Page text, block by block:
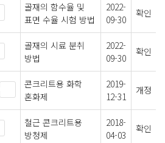
골재의 함수율 및
표면 수율 시험 방법
2022-
09-30
확인
골재의 시료 분취
방법
2022-
09-30
확인
콘크리트용 화학
혼화제
2019-
12-31
개정
철근 콘크리트용
방청제
2018-
04-03
확인